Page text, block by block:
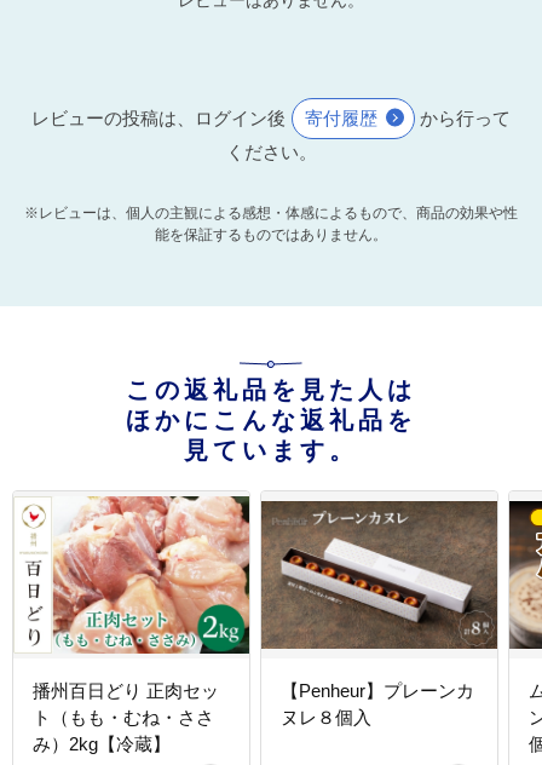
レビューの投稿は、ログイン後 寄付履歴
から行って
ください。
※レビューは、個人の主観による感想・体感によるもので、商品の効果や性
能を保証するものではありません。
この返礼品を見た人は
ほかにこんな返礼品を
見ています。
播州百日どり 正肉セッ
ト（もも・むね・ささ
み）2kg【冷蔵】
【Penheur】プレーンカ
ヌレ８個入